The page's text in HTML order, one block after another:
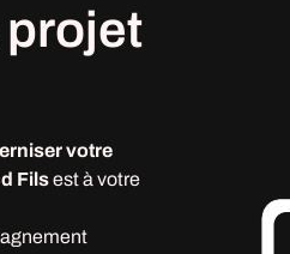
projet
votre
Filsest à votre